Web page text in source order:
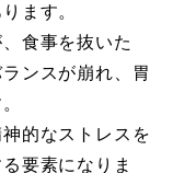
ます。
食事を抜いた
ンスが崩れ、胃
的なストレスを
要素になりま